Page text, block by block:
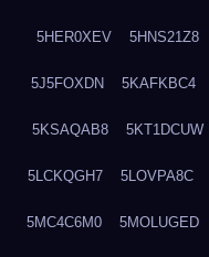
5HER0XEV 5HNS21Z8
5J5FOXDN 5KAFKBC4
5KSAQAB8 5KT1DCUW
5LCKQGH7 5LOVPA8C
5MC4C6M0 5MOLUGED